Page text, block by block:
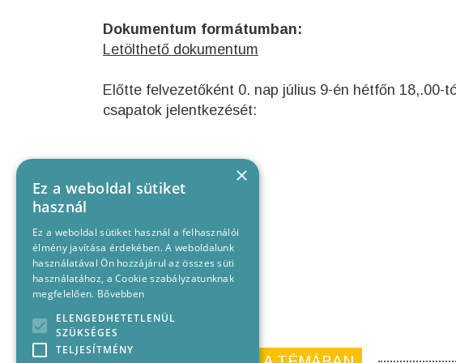
Dokumentum formátumban:
Letölthető dokumentum
Előtte felvezetőként 0. nap július 9-én hétfőn 18,.00-
csapatok jelentkezését:
×
Ez a weboldal sütiket
használ
Ez a weboldal sütiket használ a felhasználói
élmény javítása érdekében. A weboldalunk
használatával Ön hozzájárul az összes süti
használatához, a Cookie szabályzatunknak
megfelelően. Bővebben
ELENGEDHETETLENÜL
SZÜKSÉGES
TELJESÍTMÉNY